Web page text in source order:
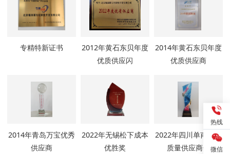
专精特新证书
2012年黄石东贝年度
优质供应闪
2014年黄石东贝年度
优质供应商
2014年青岛万宝优秀
供应商
2022年无锡松下成本
优胜奖
2022年四川单甫优秀
质量供应商奖
热线
微信